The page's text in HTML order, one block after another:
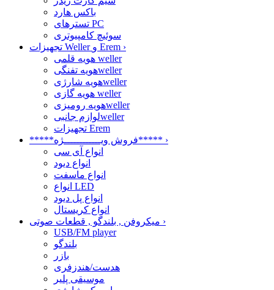
باکس هارد
تسترهای PC
سوئیچ کامپیوتری
تجهیزات Weller و Erem ›
هویه قلمی weller
هویه تفنگیweller
هویه شارژیweller
هویه گازی weller
هویه رومیزیweller
لوازم جانبیweller
تجهیزات Erem
*****فروش ویــــــــــــژه***** ›
انواع آی سی
انواع دیود
انواع ماسفت
انواع LED
انواع پل دیود
انواع کریستال
›
USB/FM player
بلندگو
بازر
هدست/هندزفری
موسیقی پلیر